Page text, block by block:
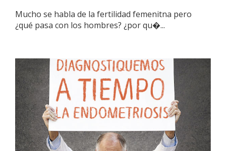
Mucho se habla de la fertilidad femenitna pero
¿qué pasa con los hombres? ¿por qu�...